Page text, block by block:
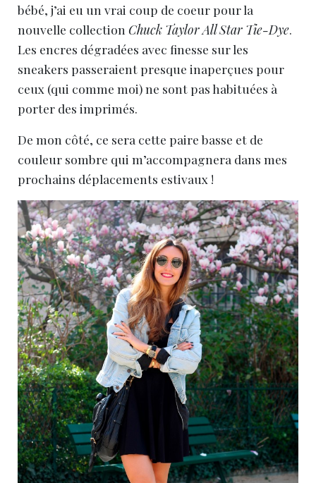
bébé, j’ai eu un vrai coup de coeur pour la
nouvelle collection Chuck Taylor All Star Tie-Dye.
Les encres dégradées avec finesse sur les
sneakers passeraient presque inaperçues pour
ceux (qui comme moi) ne sont pas habituées à
porter des imprimés.
De mon côté, ce sera cette paire basse et de
couleur sombre qui m’accompagnera dans mes
prochains déplacements estivaux !